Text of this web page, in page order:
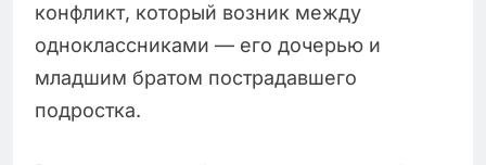
конфликт, который возник между
одноклассниками — его дочерью и
младшим братом пострадавшего
подростка.